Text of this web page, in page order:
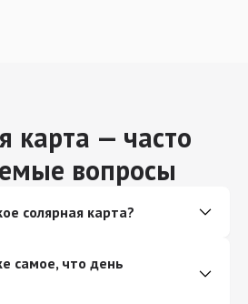
карта — часто
вопросы
солярная карта?
самое, что день